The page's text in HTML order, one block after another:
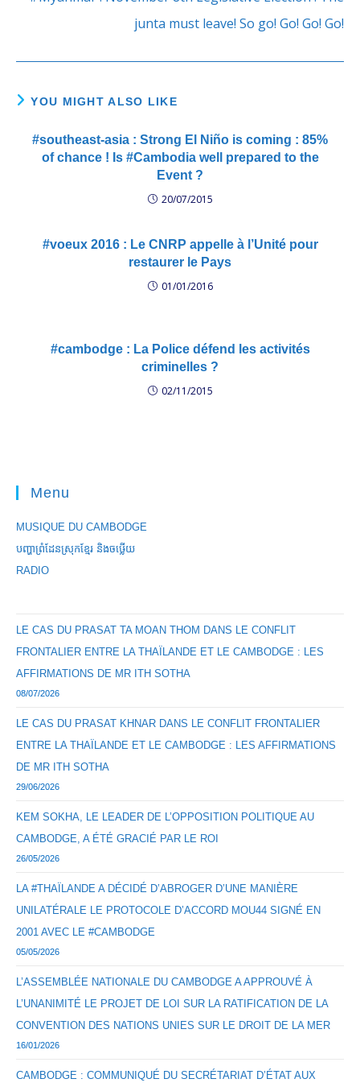
junta must leave! So go! Go! Go! Go!
YOU MIGHT ALSO LIKE
#southeast-asia : Strong El Niño is coming : 85%
of chance ! Is #Cambodia well prepared to the
Event ?
20/07/2015
#voeux 2016 : Le CNRP appelle à l’Unité pour
restaurer le Pays
01/01/2016
#cambodge : La Police défend les activités
criminelles ?
02/11/2015
Menu
MUSIQUE DU CAMBODGE
បញ្ហាព្រំដែនស្រុកខ្មែរ និងចឞ្លើយ
RADIO
LE CAS DU PRASAT TA MOAN THOM DANS LE CONFLIT
FRONTALIER ENTRE LA THAÏLANDE ET LE CAMBODGE : LES
AFFIRMATIONS DE MR ITH SOTHA
08/07/2026
LE CAS DU PRASAT KHNAR DANS LE CONFLIT FRONTALIER
ENTRE LA THAÏLANDE ET LE CAMBODGE : LES AFFIRMATIONS
DE MR ITH SOTHA
29/06/2026
KEM SOKHA, LE LEADER DE L’OPPOSITION POLITIQUE AU
CAMBODGE, A ÉTÉ GRACIÉ PAR LE ROI
26/05/2026
LA #THAÏLANDE A DÉCIDÉ D’ABROGER D’UNE MANIÈRE
UNILATÉRALE LE PROTOCOLE D’ACCORD MOU44 SIGNÉ EN
2001 AVEC LE #CAMBODGE
05/05/2026
L’ASSEMBLÉE NATIONALE DU CAMBODGE A APPROUVÉ À
L’UNANIMITÉ LE PROJET DE LOI SUR LA RATIFICATION DE LA
CONVENTION DES NATIONS UNIES SUR LE DROIT DE LA MER
16/01/2026
CAMBODGE : COMMUNIQUÉ DU SECRÉTARIAT D’ÉTAT AUX